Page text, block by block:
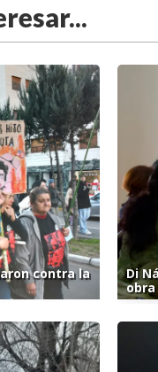
contra la
Di
obra